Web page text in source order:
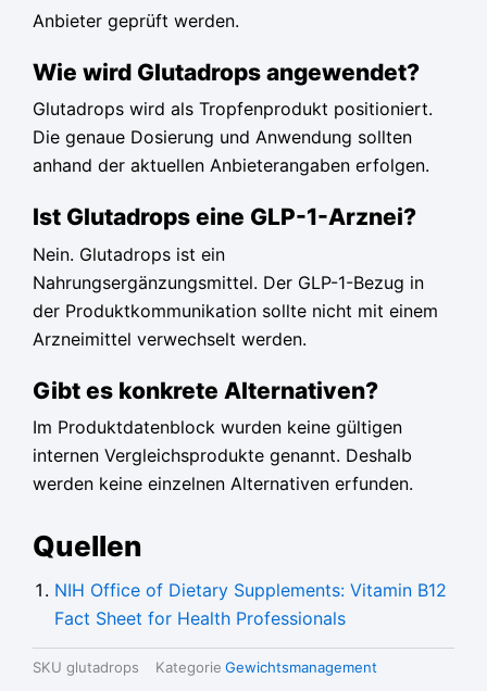
Anbieter geprüft werden.
Wie wird Glutadrops angewendet?
Glutadrops wird als Tropfenprodukt positioniert.
Die genaue Dosierung und Anwendung sollten
anhand der aktuellen Anbieterangaben erfolgen.
Ist Glutadrops eine GLP-1-Arznei?
Nein. Glutadrops ist ein
Nahrungsergänzungsmittel. Der GLP-1-Bezug in
der Produktkommunikation sollte nicht mit einem
Arzneimittel verwechselt werden.
Gibt es konkrete Alternativen?
Im Produktdatenblock wurden keine gültigen
internen Vergleichsprodukte genannt. Deshalb
werden keine einzelnen Alternativen erfunden.
Quellen
NIH Office of Dietary Supplements: Vitamin B12
Fact Sheet for Health Professionals
SKU glutadrops Kategorie Gewichtsmanagement